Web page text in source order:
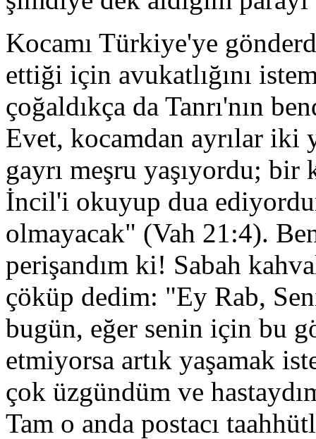
Kocamı Türkiye'ye
ettiği için avukatlığını
çoğaldıkça da Tanrı'nın
Evet, kocamdan ayrılar iki
gayrı meşru yaşıyordu; bir
İncil'i okuyup dua
olmayacak" (Vah 21:4).
perişandım ki! Sabah
çöküp dedim: "Ey Rab,
bugün, eğer senin için bu
etmiyorsa artık yaşamak
çok üzgündüm ve
Tam o anda postacı